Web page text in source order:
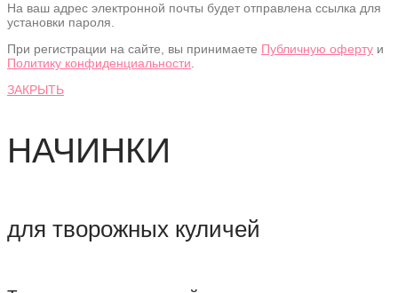
На ваш адрес электронной почты будет отправлена ссылка для
установки пароля.
При регистрации на сайте, вы принимаете Публичную оферту и
Политику конфиденциальности.
ЗАКРЫТЬ
НАЧИНКИ
для творожных куличей